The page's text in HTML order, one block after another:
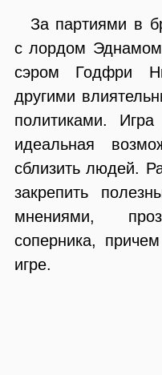
За партиями в
с лордом
сэром Годфри
другими
политиками.
идеальная
сблизить людей.
закрепить
мнениями,
соперника,
игре.